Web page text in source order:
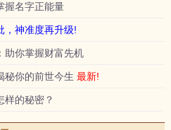
握名字正能量
，神准度再升级!
助你掌握财富先机
秘你的前世今生 最新!
样的秘密？